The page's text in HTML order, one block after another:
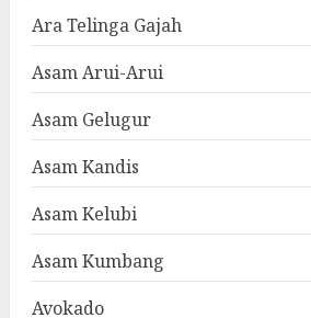
Ara Telinga Gajah
Asam Arui-Arui
Asam Gelugur
Asam Kandis
Asam Kelubi
Asam Kumbang
Avokado